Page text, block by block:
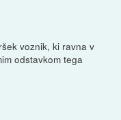
voznik, ki ravna v
odstavkom tega